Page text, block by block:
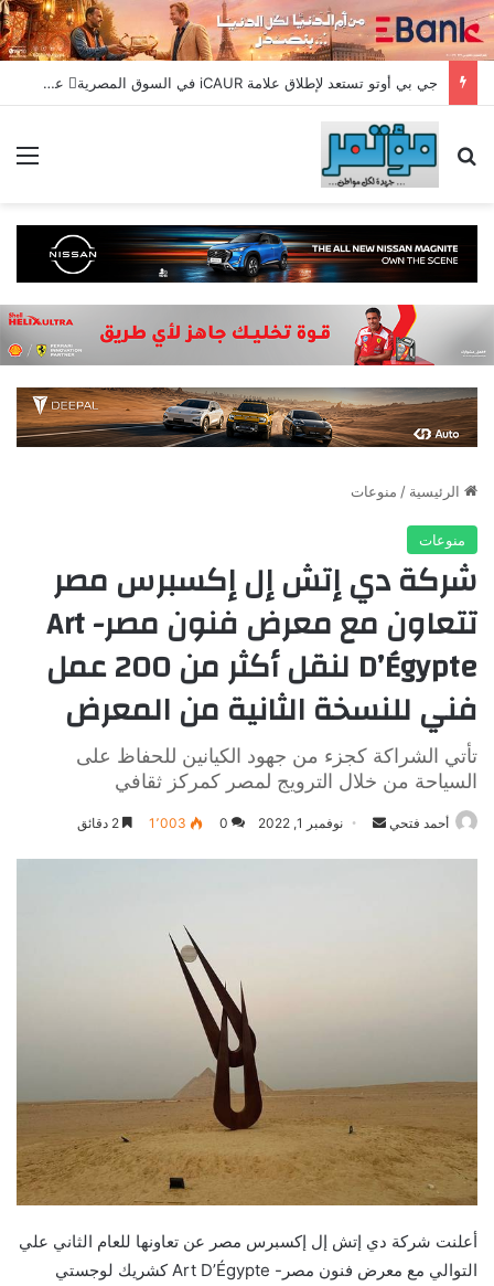
جي بي أوتو تستعد لإطلاق علامة iCAUR في السوق المصرية علامة عالمية جديدة لسيارات الطاقة الجديدة تجمع بين التكنولوجيا الذكية والتصميم الجريء وروح المغامر
بحث عن
الرئيسية / منوعات
منوعات
شركة دي إتش إل إكسبرس مصر
تتعاون مع معرض فنون مصر- Art
D’Égypte لنقل أكثر من 200 عمل
فني للنسخة الثانية من المعرض
تأتي الشراكة كجزء من جهود الكيانين للحفاظ على
السياحة من خلال الترويج لمصر كمركز ثقافي
أحمد فتحي
أرسل نوفمبر 1, 2022 0 1٬003
أعلنت شركة دي إتش إل إكسبرس مصر عن تعاونها للعام الثاني علي
التوالي مع معرض فنون مصر- Art D’Égypte كشريك لوجستي